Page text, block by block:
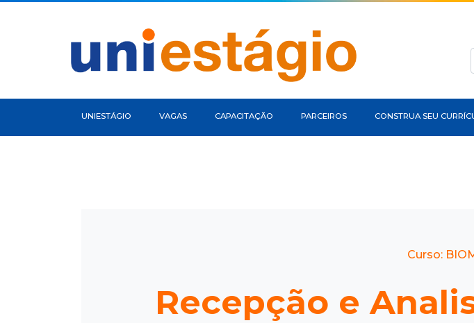
UNIESTÁGIO VAGAS CAPACITAÇÃO PARCEIROS CONSTRUA SEU
Curso:
Recepção e